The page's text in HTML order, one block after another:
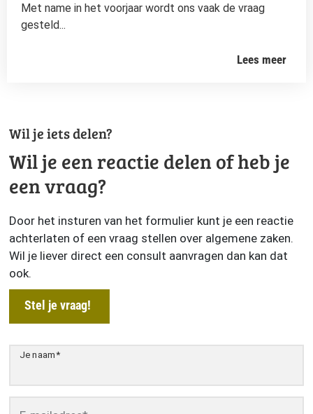
Met name in het voorjaar wordt ons vaak de vraag
gesteld...
Lees meer
Wil je iets delen?
Wil je een reactie delen of heb je
een vraag?
Door het insturen van het formulier kunt je een reactie
achterlaten of een vraag stellen over algemene zaken.
Wil je liever direct een consult aanvragen dan kan dat
ook.
Stel je vraag!
Je naam*